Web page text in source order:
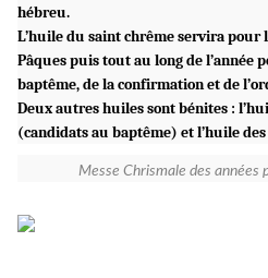
hébreu.
L’huile du saint chrême servira pour
Pâques puis tout au long de l’année
baptême, de la confirmation et de
Deux autres huiles sont bénites :
(candidats au baptême) et l’huile
Messe Chrismale des années